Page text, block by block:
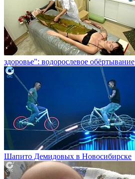
здоровье": водорослевое обёртывание
Шапито Демидовых в Новосибирске